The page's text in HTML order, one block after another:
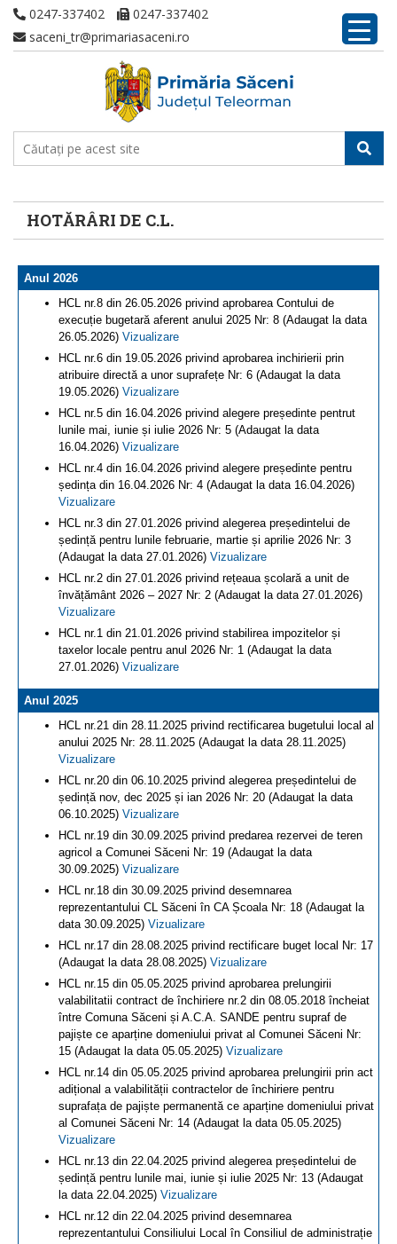
0247-337402
0247-337402
saceni_tr@primariasaceni.ro
HOTĂRÂRI DE C.L.
Anul 2026
HCL nr.8 din 26.05.2026 privind aprobarea Contului de
execuție bugetară aferent anului 2025 Nr: 8 (Adaugat la data
26.05.2026) Vizualizare
HCL nr.6 din 19.05.2026 privind aprobarea inchirierii prin
atribuire directă a unor suprafețe Nr: 6 (Adaugat la data
19.05.2026) Vizualizare
HCL nr.5 din 16.04.2026 privind alegere președinte pentrut
lunile mai, iunie și iulie 2026 Nr: 5 (Adaugat la data
16.04.2026) Vizualizare
HCL nr.4 din 16.04.2026 privind alegere președinte pentru
ședința din 16.04.2026 Nr: 4 (Adaugat la data 16.04.2026)
Vizualizare
HCL nr.3 din 27.01.2026 privind alegerea președintelui de
ședință pentru lunile februarie, martie și aprilie 2026 Nr: 3
(Adaugat la data 27.01.2026) Vizualizare
HCL nr.2 din 27.01.2026 privind rețeaua școlară a unit de
învățământ 2026 – 2027 Nr: 2 (Adaugat la data 27.01.2026)
Vizualizare
HCL nr.1 din 21.01.2026 privind stabilirea impozitelor și
taxelor locale pentru anul 2026 Nr: 1 (Adaugat la data
27.01.2026) Vizualizare
Anul 2025
HCL nr.21 din 28.11.2025 privind rectificarea bugetului local al
anului 2025 Nr: 28.11.2025 (Adaugat la data 28.11.2025)
Vizualizare
HCL nr.20 din 06.10.2025 privind alegerea președintelui de
ședință nov, dec 2025 și ian 2026 Nr: 20 (Adaugat la data
06.10.2025) Vizualizare
HCL nr.19 din 30.09.2025 privind predarea rezervei de teren
agricol a Comunei Săceni Nr: 19 (Adaugat la data
30.09.2025) Vizualizare
HCL nr.18 din 30.09.2025 privind desemnarea
reprezentantului CL Săceni în CA Școala Nr: 18 (Adaugat la
data 30.09.2025) Vizualizare
HCL nr.17 din 28.08.2025 privind rectificare buget local Nr: 17
(Adaugat la data 28.08.2025) Vizualizare
HCL nr.15 din 05.05.2025 privind aprobarea prelungirii
valabilitatii contract de închiriere nr.2 din 08.05.2018 încheiat
între Comuna Săceni și A.C.A. SANDE pentru supraf de
pajiște ce aparține domeniului privat al Comunei Săceni Nr:
15 (Adaugat la data 05.05.2025) Vizualizare
HCL nr.14 din 05.05.2025 privind aprobarea prelungirii prin act
adițional a valabilității contractelor de închiriere pentru
suprafața de pajiște permanentă ce aparține domeniului privat
al Comunei Săceni Nr: 14 (Adaugat la data 05.05.2025)
Vizualizare
HCL nr.13 din 22.04.2025 privind alegerea președintelui de
ședință pentru lunile mai, iunie și iulie 2025 Nr: 13 (Adaugat
la data 22.04.2025) Vizualizare
HCL nr.12 din 22.04.2025 privind desemnarea
reprezentantului Consiliului Local în Consiliul de administrație